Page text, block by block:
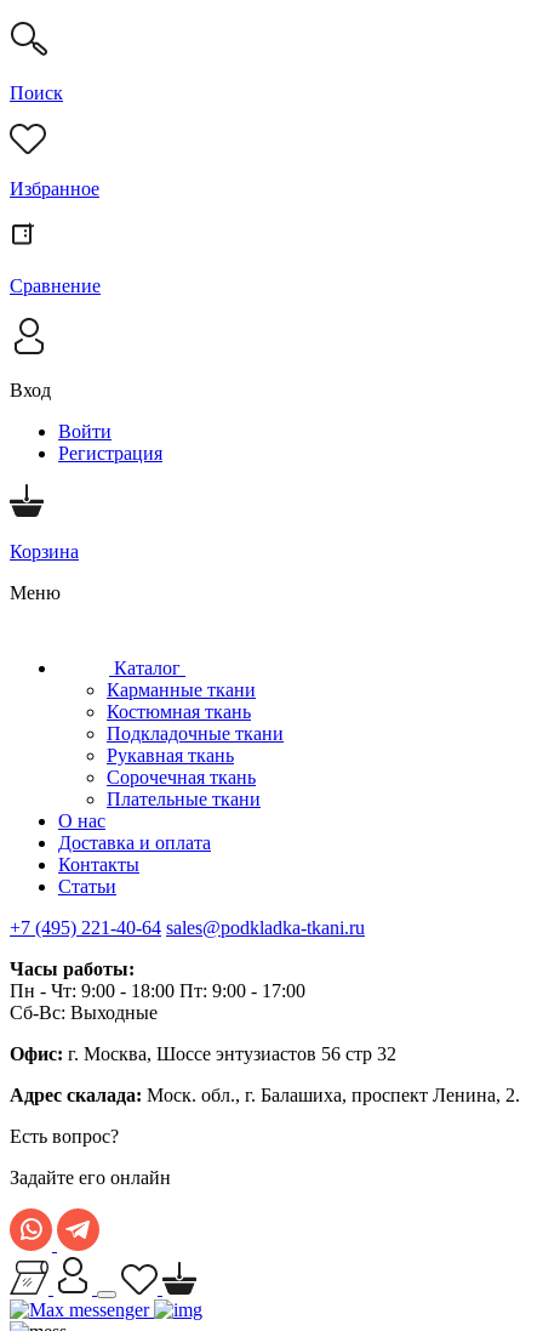
Поиск
Избранное
Сравнение
Вход
Войти
Регистрация
Корзина
Меню
Каталог
Карманные ткани
Костюмная ткань
Подкладочные ткани
Рукавная ткань
Сорочечная ткань
Плательные ткани
О нас
Доставка и оплата
Контакты
Статьи
+7 (495) 221-40-64 sales@podkladka-tkani.ru
Часы работы:
Пн - Чт: 9:00 - 18:00 Пт: 9:00 - 17:00
Сб-Вс: Выходные
Офис: г. Москва, Шоссе энтузиастов 56 стр 32
Адрес скалада: Моск. обл., г. Балашиха, проспект Ленина, 2.
Есть вопрос?
Задайте его онлайн